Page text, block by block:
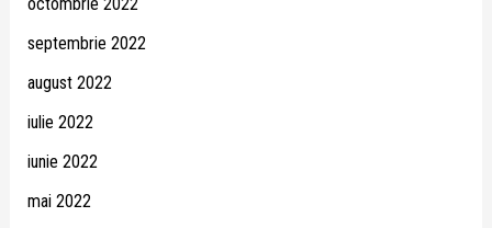
septembrie 2022
august 2022
iulie 2022
iunie 2022
mai 2022